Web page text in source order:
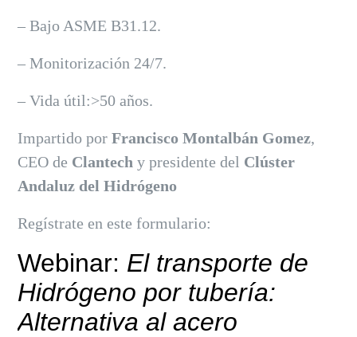
– Bajo ASME B31.12.
– Monitorización 24/7.
– Vida útil:>50 años.
Impartido porFrancisco Montalbán Gomez,
CEO de Clantech y presidente del Clúster
Andaluz del Hidrógeno
Regístrate en este formulario: